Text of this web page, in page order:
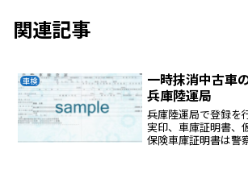
関連記事
車検
一時抹消中古車
兵庫陸運局
兵庫陸運局で登録を
実印、車庫証明書、
保険車庫証明書は警